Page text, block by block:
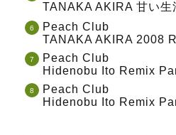
TANAKA AKIRA 甘い生
Peach Club
TANAKA AKIRA 2008
Peach Club
Hidenobu Ito Remix
Peach Club
Hidenobu Ito Remix